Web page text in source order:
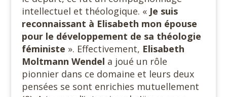
intellectuel et théologique. « Je suis
reconnaissant à Elisabeth mon épouse
pour le développement de sa théologie
féministe ». Effectivement, Elisabeth
Moltmann Wendel a joué un rôle
pionnier dans ce domaine et leurs deux
pensées se sont enrichies mutuellement